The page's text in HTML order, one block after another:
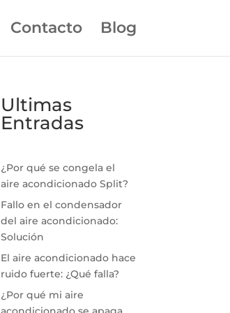
Contacto Blog
Ultimas
Entradas
¿Por qué se congela el
aire acondicionado Split?
Fallo en el condensador
del aire acondicionado:
Solución
El aire acondicionado hace
ruido fuerte: ¿Qué falla?
¿Por qué mi aire